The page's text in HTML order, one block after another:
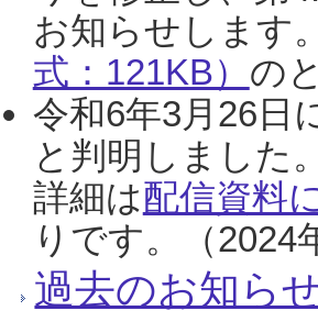
お知らせします
式：121KB） の
令和6年3月26日
と判明しました
詳細は配信資料
りです。（2024
過去のお知ら